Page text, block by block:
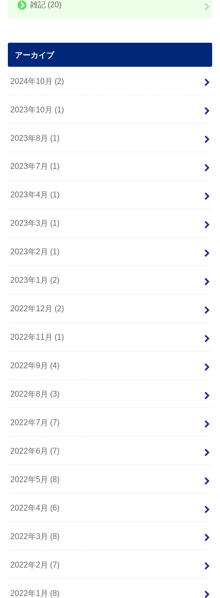
雑記 (20)
アーカイブ
2024年10月 (2)
2023年10月 (1)
2023年8月 (1)
2023年7月 (1)
2023年4月 (1)
2023年3月 (1)
2023年2月 (1)
2023年1月 (2)
2022年12月 (2)
2022年11月 (1)
2022年9月 (4)
2022年8月 (3)
2022年7月 (7)
2022年6月 (7)
2022年5月 (8)
2022年4月 (6)
2022年3月 (8)
2022年2月 (7)
2022年1月 (8)